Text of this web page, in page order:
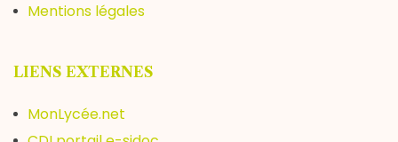
Mentions légales
LIENS EXTERNES
MonLycée.net